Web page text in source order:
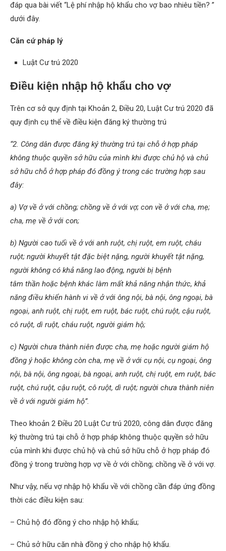
đáp qua bài viết “Lệ phí nhập hộ khẩu cho vợ bao nhiêu tiền? ”
dưới đây.
Căn cứ pháp lý
Luật Cư trú 2020
Điều kiện nhập hộ khẩu cho vợ
Trên cơ sở quy định tại Khoản 2, Điều 20, Luật Cư trú 2020 đã
quy định cụ thể về điều kiện đăng ký thường trú
“2. Công dân được đăng ký thường trú tại chỗ ở hợp pháp
không thuộc quyền sở hữu của mình khi được chủ hộ và chủ
sở hữu chỗ ở hợp pháp đó đồng ý trong các trường hợp sau
đây:
a) Vợ về ở với chồng; chồng về ở với vợ; con về ở với cha, mẹ;
cha, mẹ về ở với con;
b) Người cao tuổi về ở với anh ruột, chị ruột, em ruột, cháu
ruột; người khuyết tật đặc biệt nặng, người khuyết tật nặng,
người không có khả năng lao động, người bị bệnh
tâm thần hoặc bệnh khác làm mất khả năng nhận thức, khả
năng điều khiển hành vi về ở với ông nội, bà nội, ông ngoại, bà
ngoại, anh ruột, chị ruột, em ruột, bác ruột, chú ruột, cậu ruột,
cô ruột, dì ruột, cháu ruột, người giám hộ;
c) Người chưa thành niên được cha, mẹ hoặc người giám hộ
đồng ý hoặc không còn cha, mẹ về ở với cụ nội, cụ ngoại, ông
nội, bà nội, ông ngoại, bà ngoại, anh ruột, chị ruột, em ruột, bác
ruột, chú ruột, cậu ruột, cô ruột, dì ruột; người chưa thành niên
về ở với người giám hộ”.
Theo khoản 2 Điều 20 Luật Cư trú 2020, công dân được đăng
ký thường trú tại chỗ ở hợp pháp không thuộc quyền sở hữu
của mình khi được chủ hộ và chủ sở hữu chỗ ở hợp pháp đó
đồng ý trong trường hợp vợ về ở với chồng; chồng về ở với vợ.
Như vậy, nếu vợ nhập hộ khẩu về với chồng cần đáp ứng đồng
thời các điều kiện sau:
– Chủ hộ đó đồng ý cho nhập hộ khẩu;
– Chủ sở hữu căn nhà đồng ý cho nhập hộ khẩu.